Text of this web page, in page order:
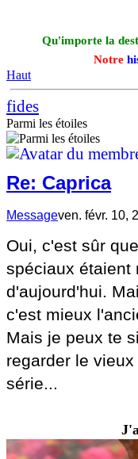
Qu'importe la
Notre
Haut
fides
Parmi les étoiles
Re: Caprica
Messageven. févr. 10,
Oui, c'est sûr
spéciaux étaient
d'aujourd'hui.
c'est mieux
Mais je peux te
regarder le
série...